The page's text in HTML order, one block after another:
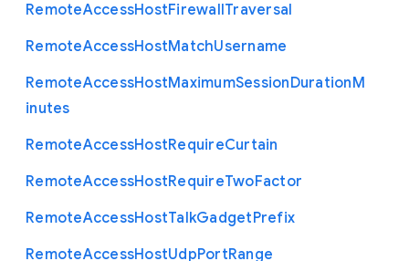
RemoteAccessHostFirewallTraversal
RemoteAccessHostMatchUsername
RemoteAccessHostMaximumSessionDurationM
inutes
RemoteAccessHostRequireCurtain
RemoteAccessHostRequireTwoFactor
RemoteAccessHostTalkGadgetPrefix
RemoteAccessHostUdpPortRange